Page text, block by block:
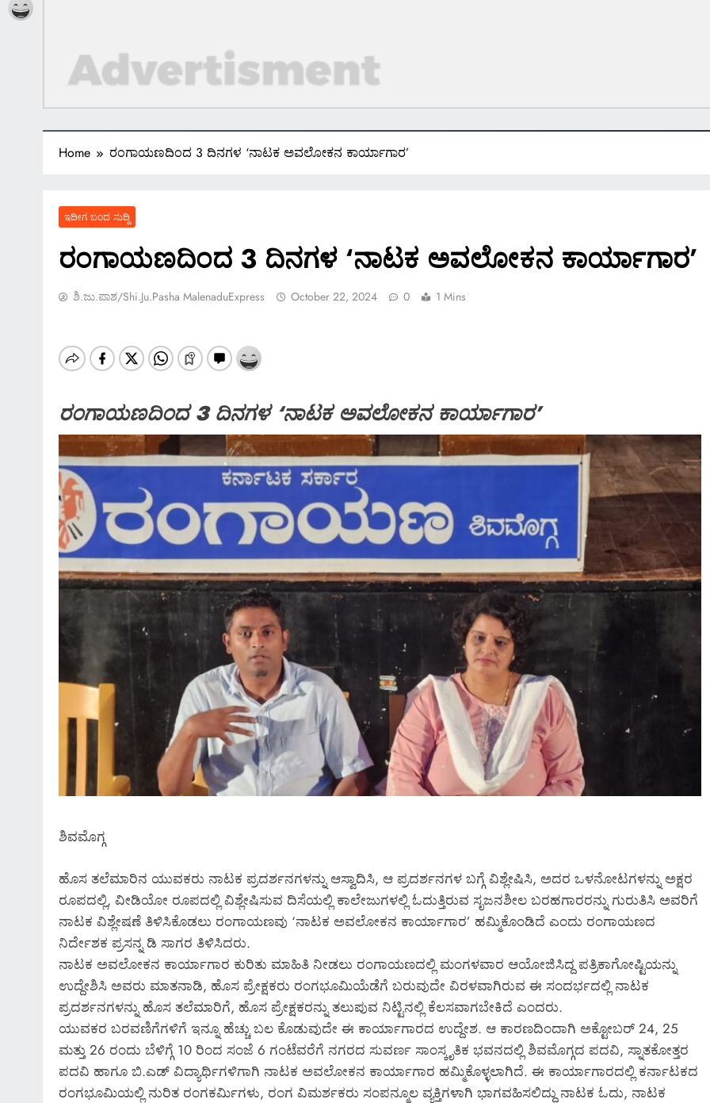
Home ರಂಗಾಯಣದಿಂದ 3 ದಿನಗಳ ‘ನಾಟಕ ಅವಲೋಕನ ಕಾರ್ಯಾಗಾರ’
ಇದೀಗ ಬಂದ ಸುದ್ದಿ
ರಂಗಾಯಣದಿಂದ 3 ದಿನಗಳ ‘ನಾಟಕ ಅವಲೋಕನ ಕಾರ್ಯಾಗಾರ’
ಶಿ.ಜು.ಪಾಶ/Shi.ju.pasha MalenaduExpress October 22, 2024 0 1 Mins
ರಂಗಾಯಣದಿಂದ 3 ದಿನಗಳ ‘ನಾಟಕ ಅವಲೋಕನ ಕಾರ್ಯಾಗಾರ’
ಶಿವಮೊಗ್ಗ
ಹೊಸ ತಲೆಮಾರಿನ ಯುವಕರು ನಾಟಕ ಪ್ರದರ್ಶನಗಳನ್ನು ಆಸ್ವಾದಿಸಿ, ಆ ಪ್ರದರ್ಶನಗಳ ಬಗ್ಗೆ ವಿಶ್ಲೇಷಿಸಿ, ಅದರ ಒಳನೋಟಗಳನ್ನು ಅಕ್ಷರ
ರೂಪದಲ್ಲಿ, ವೀಡಿಯೋ ರೂಪದಲ್ಲಿ ವಿಶ್ಲೇಷಿಸುವ ದಿಸೆಯಲ್ಲಿ ಕಾಲೇಜುಗಳಲ್ಲಿ ಓದುತ್ತಿರುವ ಸೃಜನಶೀಲ ಬರಹಗಾರರನ್ನು ಗುರುತಿಸಿ ಅವರಿಗೆ
ನಾಟಕ ವಿಶ್ಲೇಷಣೆ ತಿಳಿಸಿಕೊಡಲು ರಂಗಾಯಣವು ‘ನಾಟಕ ಅವಲೋಕನ ಕಾರ್ಯಾಗಾರ’ ಹಮ್ಮಿಕೊಂಡಿದೆ ಎಂದು ರಂಗಾಯಣದ
ನಿರ್ದೇಶಕ ಪ್ರಸನ್ನ ಡಿ ಸಾಗರ ತಿಳಿಸಿದರು.
ನಾಟಕ ಅವಲೋಕನ ಕಾರ್ಯಾಗಾರ ಕುರಿತು ಮಾಹಿತಿ ನೀಡಲು ರಂಗಾಯಣದಲ್ಲಿ ಮಂಗಳವಾರ ಆಯೋಜಿಸಿದ್ದ ಪತ್ರಿಕಾಗೋಷ್ಟಿಯನ್ನು
ಉದ್ದೇಶಿಸಿ ಅವರು ಮಾತನಾಡಿ, ಹೊಸ ಪ್ರೇಕ್ಷಕರು ರಂಗಭೂಮಿಯೆಡೆಗೆ ಬರುವುದೇ ವಿರಳವಾಗಿರುವ ಈ ಸಂದರ್ಭದಲ್ಲಿ ನಾಟಕ
ಪ್ರದರ್ಶನಗಳನ್ನು ಹೊಸ ತಲೆಮಾರಿಗೆ, ಹೊಸ ಪ್ರೇಕ್ಷಕರನ್ನು ತಲುಪುವ ನಿಟ್ಟಿನಲ್ಲಿ ಕೆಲಸವಾಗಬೇಕಿದೆ ಎಂದರು.
ಯುವಕರ ಬರವಣಿಗೆಗಳಿಗೆ ಇನ್ನೂ ಹೆಚ್ಚು ಬಲ ಕೊಡುವುದೇ ಈ ಕಾರ್ಯಾಗಾರದ ಉದ್ದೇಶ. ಆ ಕಾರಣದಿಂದಾಗಿ ಅಕ್ಟೋಬರ್ 24, 25
ಮತ್ತು 26 ರಂದು ಬೆಳಿಗ್ಗೆ 10 ರಿಂದ ಸಂಜೆ 6 ಗಂಟೆವರೆಗೆ ನಗರದ ಸುವರ್ಣ ಸಾಂಸ್ಕೃತಿಕ ಭವನದಲ್ಲಿ ಶಿವಮೊಗ್ಗದ ಪದವಿ, ಸ್ನಾತಕೋತ್ತರ
ಪದವಿ ಹಾಗೂ ಬಿ.ಎಡ್ ವಿದ್ಯಾರ್ಥಿಗಳಿಗಾಗಿ ನಾಟಕ ಅವಲೋಕನ ಕಾರ್ಯಾಗಾರ ಹಮ್ಮಿಕೊಳ್ಳಲಾಗಿದೆ. ಈ ಕಾರ್ಯಾಗಾರದಲ್ಲಿ ಕರ್ನಾಟಕದ
ರಂಗಭೂಮಿಯಲ್ಲಿ ನುರಿತ ರಂಗಕರ್ಮಿಗಳು, ರಂಗ ವಿಮರ್ಶಕರು ಸಂಪನ್ಮೂಲ ವ್ಯಕ್ತಿಗಳಾಗಿ ಭಾಗವಹಿಸಲಿದ್ದು ನಾಟಕ ಓದು, ನಾಟಕ
SPECIAL NEWS
*ಶಿವಮೊಗ್ಗ; ಗೋಪಾಳದ ಆಶೀರಾಜ್ ಬಿಲ್ಡರ್ಸ್
ಅ್ಯಂಡ್ ಡೆವಲಪರ್ಸ್ ಕಚೇರಿ ಮೇಲೆ ತುಂಗಾನಗರ
ಪೊಲೀಸರ ದಾಳಿ* *ಯಾಕೆ ನಡೆದಿದೆ ದಾಳಿ?
ಅಲ್ಲಿ ಸಿಕ್ಕಿದ್ದೇನು?*
SPECIAL NEWS
ಅದ್ಧೂರಿ ಸ್ವಾಗತ ಬೇಡ: ಸಚಿವ ಮಧು ಬಂಗಾರಪ್ಪ
ಸೂಚನೆ
March 6, 2026